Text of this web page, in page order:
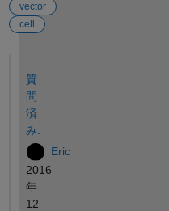
vector
cell
質
問
済
み:
Eric
2016
年
12